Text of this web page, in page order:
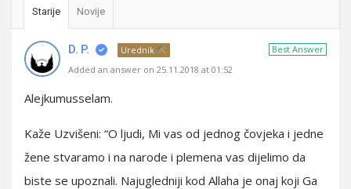
Starije Novije
Best Answer
D. P.
Urednik
Added an answer on 25.11.2018 at 01:52
Alejkumusselam.
Kaže Uzvišeni: “O ljudi, Mi vas od jednog čovjeka i jedne
žene stvaramo i na narode i plemena vas dijelimo da
biste se upoznali. Najugledniji kod Allaha je onaj koji Ga